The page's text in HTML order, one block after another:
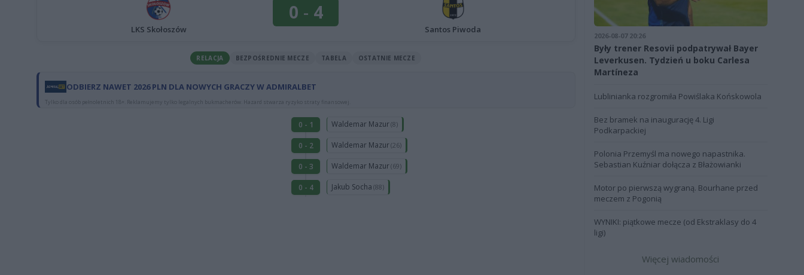
LKS Skołoszów
0 - 4
Santos Piwoda
RELACJA BEZPOŚREDNIE MECZE TABELA OSTATNIE MECZE
ODBIERZ NAWET 2026 PLN DLA NOWYCH GRACZY W ADMIRALBET
Tylko dla osób pełnoletnich 18+. Reklamujemy tylko legalnych bukmacherów. Hazard stwarza ryzyko straty finansowej.
0 - 1 Waldemar Mazur(8)
0 - 2 Waldemar Mazur(26)
0 - 3 Waldemar Mazur(69)
0 - 4 Jakub Socha (88)
2026-08-07 20:26
Były trener Resovii podpatrywał Bayer
Leverkusen. Tydzień u boku Carlesa
Martíneza
Lublinianka rozgromiła Powiślaka Końskowola
Bez bramek na inaugurację 4. Ligi
Podkarpackiej
Polonia Przemyśl ma nowego napastnika.
Sebastian Kuźniar dołącza z Błażowianki
Motor po pierwszą wygraną. Bourhane przed
meczem z Pogonią
WYNIKI: piątkowe mecze (od Ekstraklasy do 4
ligi)
Więcej wiadomości